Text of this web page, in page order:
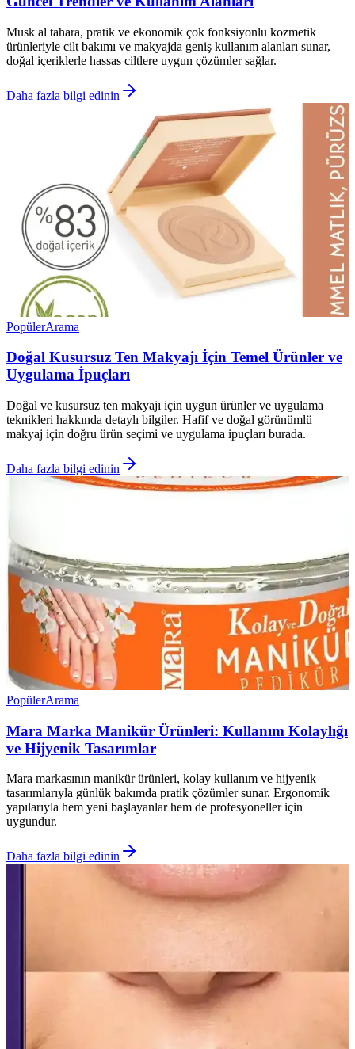
Musk al tahara, pratik ve ekonomik çok fonksiyonlu kozmetik
ürünleriyle cilt bakımı ve makyajda geniş kullanım alanları sunar,
doğal içeriklerle hassas ciltlere uygun çözümler sağlar.
Daha fazla bilgi edinin
PopülerArama
Doğal Kusursuz Ten Makyajı İçin Temel Ürünler ve
Uygulama İpuçları
Doğal ve kusursuz ten makyajı için uygun ürünler ve uygulama
teknikleri hakkında detaylı bilgiler. Hafif ve doğal görünümlü
makyaj için doğru ürün seçimi ve uygulama ipuçları burada.
Daha fazla bilgi edinin
PopülerArama
Mara Marka Manikür Ürünleri: Kullanım Kolaylığı
ve Hijyenik Tasarımlar
Mara markasının manikür ürünleri, kolay kullanım ve hijyenik
tasarımlarıyla günlük bakımda pratik çözümler sunar. Ergonomik
yapılarıyla hem yeni başlayanlar hem de profesyoneller için
uygundur.
Daha fazla bilgi edinin